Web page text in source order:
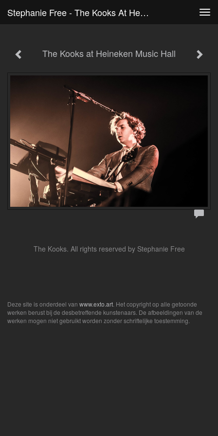
Stephanie Free - The Kooks At Heineken Music Hall
The Kooks at Heineken Music Hall
The Kooks. All rights reserved by Stephanie Free
Deze site is onderdeel van www.exto.art. Het copyright op alle getoonde
werken berust bij de desbetreffende kunstenaars. De afbeeldingen van de
werken mogen niet gebruikt worden zonder schriftelijke toestemming.